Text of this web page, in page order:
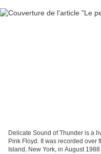
Delicate Sound of Thunder is a
Pink Floyd. It was recorded over
Island, New York, in August